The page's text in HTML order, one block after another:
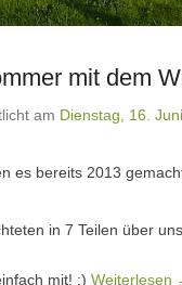
mit dem
am Dienstag, 16.
es bereits 2013
in 7 Teilen über
mit! :) Weiterlesen